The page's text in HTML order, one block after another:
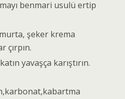
benmari usulü ertip
şeker krema
çırpın.
yavaşça karıştırın.